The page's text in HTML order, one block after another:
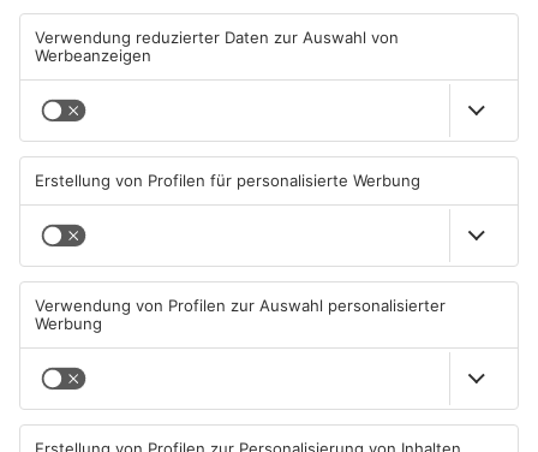
Aschaffenburger Innenstadt
beendet
05.08.2026, 06:40 UHR IN
ASCHAFFENBURG
Aschaffenburg-Schweinheim
aus
04.08.2026, 13:21 UHR IN
Aschaffenburg: Prozess um
schweren E-Scooter-Raub
beginnt
auf Recyclinghof